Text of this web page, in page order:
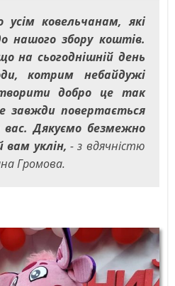
ковельчанам, які
нашого збору коштів.
на сьогоднішній день
котрим небайдужі
добро це так
завжди повертається
Дякуємо безмежно
вам уклін,- з вдячністю
Громова.